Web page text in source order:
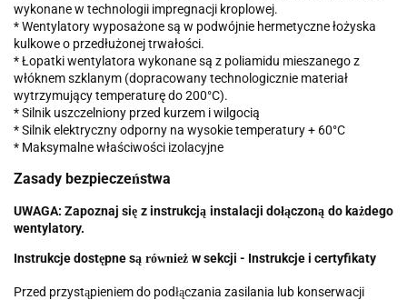
wykonane w technologii impregnacji kroplowej.
* Wentylatory wyposażone są w podwójnie hermetyczne łożyska
kulkowe o przedłużonej trwałości.
* Łopatki wentylatora wykonane są z poliamidu mieszanego z
włóknem szklanym (dopracowany technologicznie materiał
wytrzymujący temperaturę do 200°C).
* Silnik uszczelniony przed kurzem i wilgocią
* Silnik elektryczny odporny na wysokie temperatury + 60°C
* Maksymalne właściwości izolacyjne
Zasady bezpieczeństwa
UWAGA: Zapoznaj się z instrukcją instalacji dołączoną do każdego
wentylatory.
Instrukcje dostępne są również w sekcji - Instrukcje i certyfikaty
Przed przystąpieniem do podłączania zasilania lub konserwacji